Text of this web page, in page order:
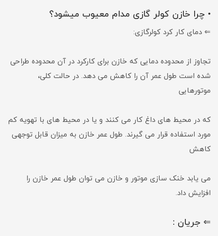
• چرا خازن کولر گازی مدام معیوب میشود؟
⇐ دمای کار کرد کولرگازی:
تجاوز از محدوده دمایی که خازن برای کارکرد در آن محدوده طراحی
شده است طول عمر آن را کاهش می­ دهد. در حالت کلی،
موتورهایی
که در محیط های داغ کار می ­کنند و یا در محیط ­های با تهویه کم
مورد استفاده قرار می­ گیرند. طول عمر خازن به میزان قابل توجهی
کاهش
می ­یابد خنک سازی موتور و خازن می ­توان طول عمر خازن را
افزایش داد.
⇐ جریان :